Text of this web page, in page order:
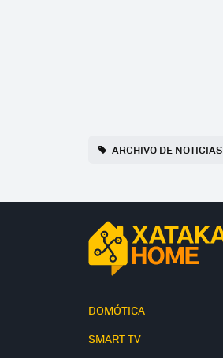
ARCHIVO DE NOTICIAS
DOMÓTICA
SMART TV